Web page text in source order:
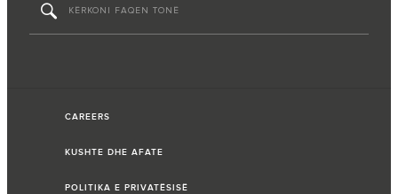
CAREERS
KUSHTE DHE AFATE
POLITIKA E PRIVATËSISË